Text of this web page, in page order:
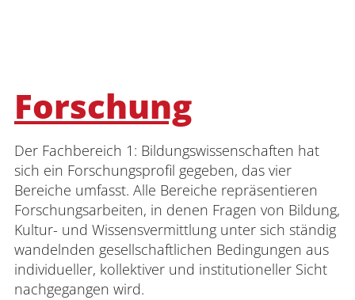
Forschung
Der Fachbereich 1: Bildungswissenschaften hat
sich ein Forschungsprofil gegeben, das vier
Bereiche umfasst. Alle Bereiche repräsentieren
Forschungsarbeiten, in denen Fragen von Bildung,
Kultur- und Wissensvermittlung unter sich ständig
wandelnden gesellschaftlichen Bedingungen aus
individueller, kollektiver und institutioneller Sicht
nachgegangen wird.